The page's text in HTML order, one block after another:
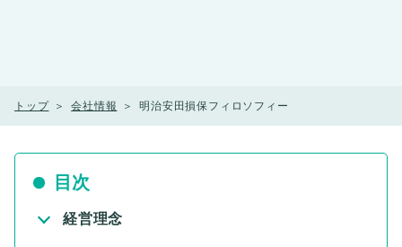
トップ 会社情報 明治安田損保フィロソフィー
目次
経営理念